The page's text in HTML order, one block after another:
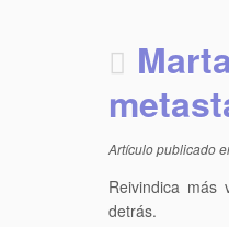
Artículo publicado
Reivindica más
detrás.